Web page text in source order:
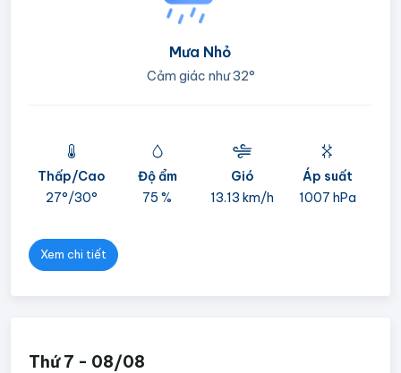
Mưa Nhỏ
Cảm giác như32°
Thấp/Cao
27°/30°
Độ ẩm
75 %
Gió
13.13 km/h
Áp suất
1007 hPa
Xem chi tiết
Thứ 7 - 08/08